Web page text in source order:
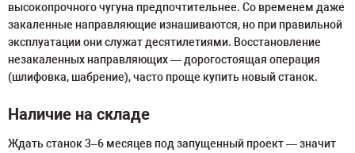
высокопрочного чугуна предпочтительнее. Со временем даже
закаленные направляющие изнашиваются, но при правильной
эксплуатации они служат десятилетиями. Восстановление
незакаленных направляющих — дорогостоящая операция
(шлифовка, шабрение), часто проще купить новый станок.
Наличие на складе
Ждать станок 3–6 месяцев под запущенный проект — значит